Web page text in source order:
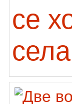
се
села